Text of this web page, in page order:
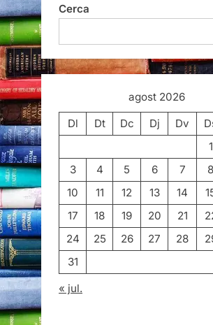
Cerca
agost 2026
Dl
Dt Dc Dj Dv
1
3
4 5 6 7 8
10
11 12 13 14
17
18 19 20 21
24
25 26 27 28
31
« jul.